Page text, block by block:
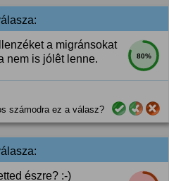
80%
a migránsokat
nem is jólêt lenne.
számodra ez a válasz?
észre? :-)